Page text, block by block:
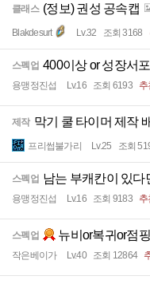
클래스 (정보) 권성 공속캡
Blakdesurt Lv.32 조회 3168
스펙업 400이상 or 성장서
용맹정진섭 Lv.16 조회 6193 추
제작 막기 쿨 타이머 제작
프리썹불가리 Lv.25 조회
스펙업 남는 부캐칸이 있다
용맹정진섭 Lv.16 조회 9183 추
스펙업 뉴비or복귀or점
작은베이가 Lv.40 조회 12864